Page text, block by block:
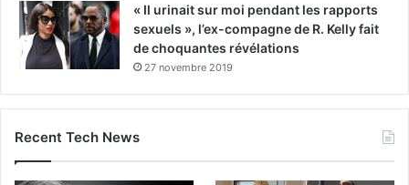
« Il urinait sur moi pendant les rapports
sexuels », l’ex-compagne de R. Kelly fait
de choquantes révélations
27 novembre 2019
Recent Tech News